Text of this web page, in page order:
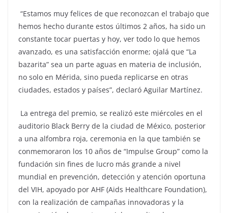
“Estamos muy felices de que reconozcan el trabajo que
hemos hecho durante estos últimos 2 años, ha sido un
constante tocar puertas y hoy, ver todo lo que hemos
avanzado, es una satisfacción enorme; ojalá que “La
bazarita” sea un parte aguas en materia de inclusión,
no solo en Mérida, sino pueda replicarse en otras
ciudades, estados y países”, declaró Aguilar Martínez.
La entrega del premio, se realizó este miércoles en el
auditorio Black Berry de la ciudad de México, posterior
a una alfombra roja, ceremonia en la que también se
conmemoraron los 10 años de “Impulse Group” como la
fundación sin fines de lucro más grande a nivel
mundial en prevención, detección y atención oportuna
del VIH, apoyado por AHF (Aids Healthcare Foundation),
con la realización de campañas innovadoras y la